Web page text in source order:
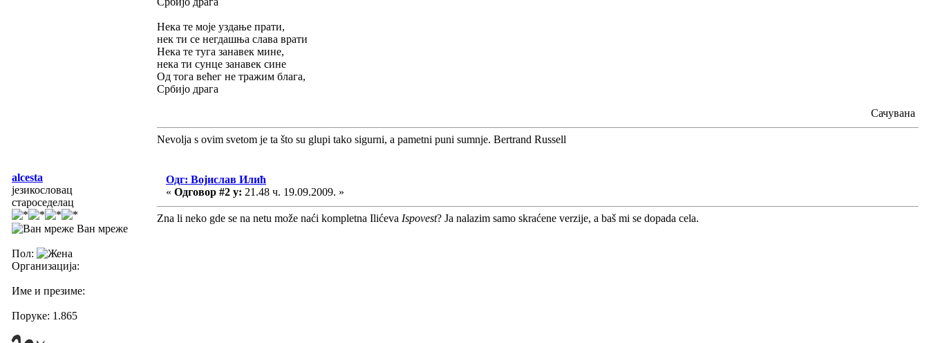
Нека те моје уздање прати,
нек ти се негдашња слава врати
Нека те туга занавек мине,
нека ти сунце занавек сине
Од тога већег не тражим блага,
Србијо драга
Сачувана
Nevolja s ovim svetom je ta što su glupi tako sigurni, a pametni puni sumnje. Bertrand Russell
alcesta
језикословац
староседелац
Ван мреже
Пол:
Организација:
Име и презиме:
Поруке: 1.865
Одг: Војислав Илић
« Одговор #2 у: 21.48 ч. 19.09.2009. »
Zna li neko gde se na netu može naći kompletna Ilićeva Ispovest? Ja nalazim samo skraćene verzije, a baš mi se dopada cela.